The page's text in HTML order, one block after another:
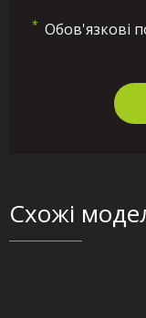
* Обов'язкові
Схожі